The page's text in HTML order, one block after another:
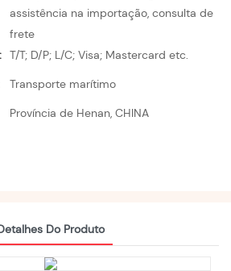
assistência na importação, consulta de
frete
T/T; D/P; L/C; Visa; Mastercard etc.
Transporte marítimo
Província de Henan, CHINA
Do Produto